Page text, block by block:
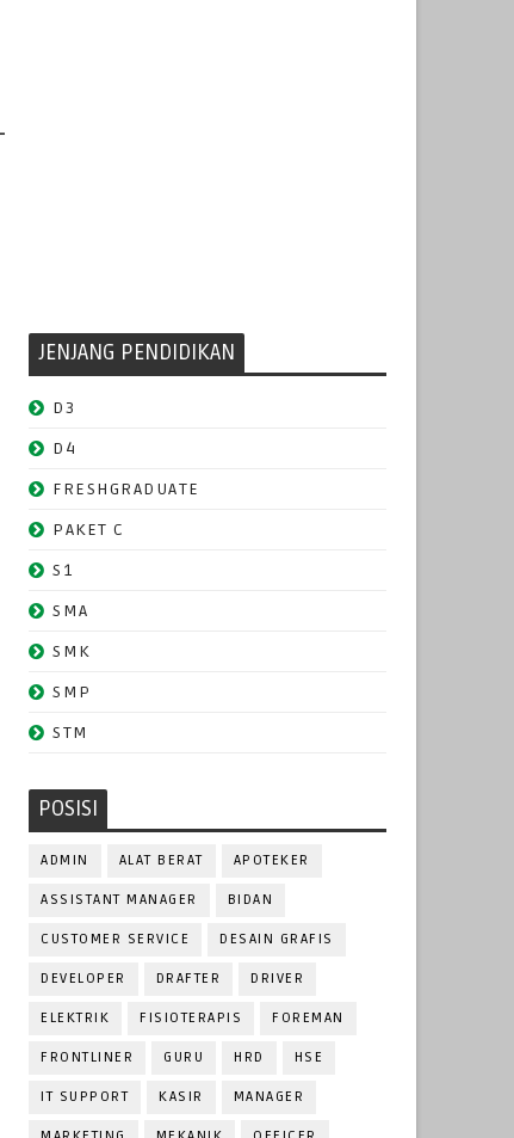
JENJANG PENDIDIKAN
D3
D4
FRESHGRADUATE
PAKET C
S1
SMA
SMK
SMP
STM
POSISI
ADMIN ALAT BERAT APOTEKER
ASSISTANT MANAGER BIDAN
CUSTOMER SERVICE DESAIN GRAFIS
DEVELOPER DRAFTER DRIVER
ELEKTRIK FISIOTERAPIS FOREMAN
FRONTLINER GURU HRD HSE
IT SUPPORT KASIR MANAGER